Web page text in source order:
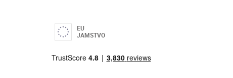
EU
JAMSTVO